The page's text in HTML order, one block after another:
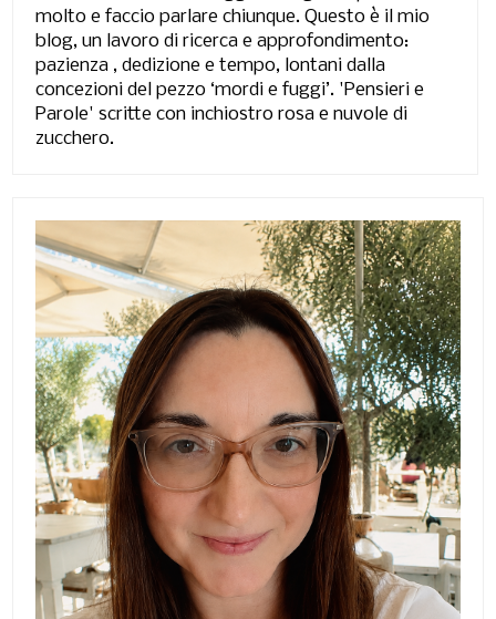
molto e faccio parlare chiunque. Questo è il mio
blog, un lavoro di ricerca e approfondimento:
pazienza , dedizione e tempo, lontani dalla
concezioni del pezzo ‘mordi e fuggi’. 'Pensieri e
Parole' scritte con inchiostro rosa e nuvole di
zucchero.